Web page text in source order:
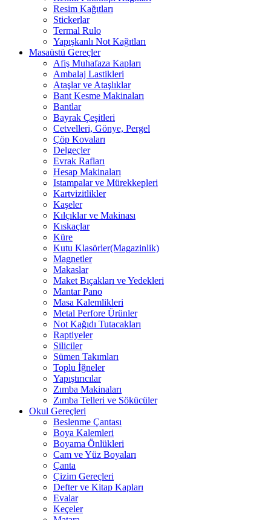
Resim Kağıtları
Stickerlar
Termal Rulo
Yapışkanlı Not Kağıtları
Masaüstü Gereçler
Afiş Muhafaza Kapları
Ambalaj Lastikleri
Ataşlar ve Ataşlıklar
Bant Kesme Makinaları
Bantlar
Bayrak Çeşitleri
Cetvelleri, Gönye, Pergel
Çöp Kovaları
Delgeçler
Evrak Rafları
Hesap Makinaları
Istampalar ve Mürekkepleri
Kartvizitlikler
Kaşeler
Kılçıklar ve Makinası
Kıskaçlar
Küre
Kutu Klasörler(Magazinlik)
Magnetler
Makaslar
Maket Bıçakları ve Yedekleri
Mantar Pano
Masa Kalemlikleri
Metal Perfore Ürünler
Not Kağıdı Tutacakları
Raptiyeler
Siliciler
Sümen Takımları
Toplu İğneler
Yapıştırıcılar
Zımba Makinaları
Zımba Telleri ve Sökücüler
Okul Gereçleri
Beslenme Çantası
Boya Kalemleri
Boyama Önlükleri
Cam ve Yüz Boyaları
Çanta
Çizim Gereçleri
Defter ve Kitap Kapları
Evalar
Keçeler